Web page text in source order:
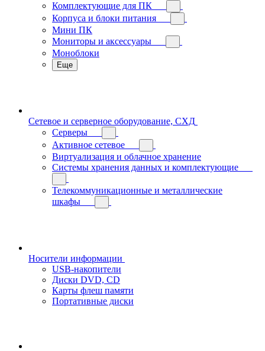
Комплектующие для ПК
Корпуса и блоки питания
Мини ПК
Мониторы и аксессуары
Моноблоки
Еще
Сетевое и серверное оборудование, СХД
Cерверы
Активное сетевое
Виртуализация и облачное хранение
Системы хранения данных и комплектующие
Телекоммуникационные и металлические
шкафы
Носители информации
USB-накопители
Диски DVD, CD
Карты флеш памяти
Портативные диски